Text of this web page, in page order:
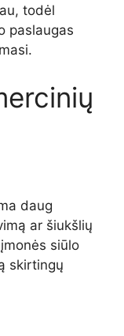
todėl
paslaugas
daug
ar šiukšlių
siūlo
skirtingų